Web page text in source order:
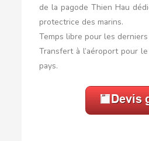
de la pagode Thien Hau
protectrice des marins.
Temps libre pour les
Transfert à l’aéroport pour
pays.